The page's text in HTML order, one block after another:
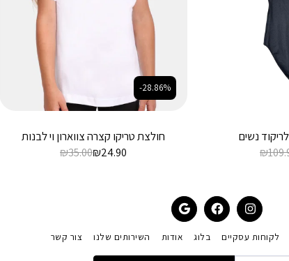
נשים
₪
-28.86%
חולצת טריקו קצרה צווארון וי לבנות
₪35.00₪24.90
לקוחות עסקיים בלוג אודות השירותים שלנו צור קשר